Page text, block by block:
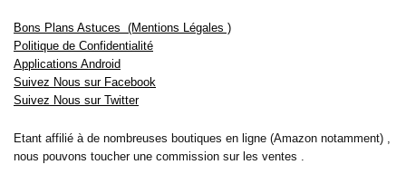
Bons Plans Astuces (Mentions Légales )
Politique de Confidentialité
Applications Android
Suivez Nous sur Facebook
Suivez Nous sur Twitter
Etant affilié à de nombreuses boutiques en ligne (Amazon notamment) ,
nous pouvons toucher une commission sur les ventes .